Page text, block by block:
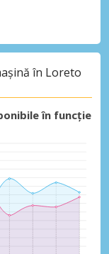
în Loreto
în funcție